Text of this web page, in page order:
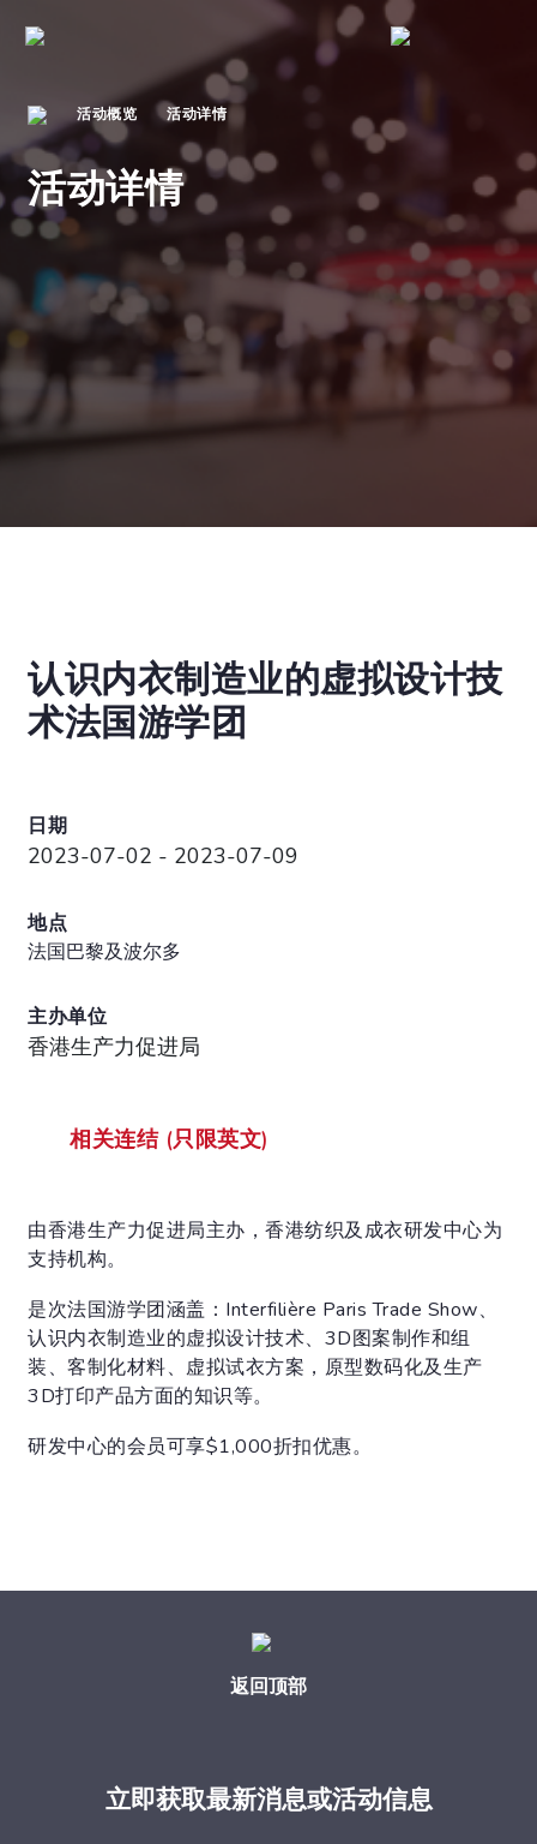
活动概览 活动详情
活动详情
认识内衣制造业的虚拟设计技
术法国游学团
日期
2023-07-02 - 2023-07-09
地点
法国巴黎及波尔多
主办单位
香港生产力促进局
相关连结 (只限英文)
由香港生产力促进局主办，香港纺织及成衣研发中心为
支持机构。
是次法国游学团涵盖：Interfilière Paris Trade Show、
认识内衣制造业的虚拟设计技术、3D图案制作和组
装、客制化材料、虚拟试衣方案，原型数码化及生产
3D打印产品方面的知识等。
研发中心的会员可享$1,000折扣优惠。
返回顶部
立即获取最新消息或活动信息